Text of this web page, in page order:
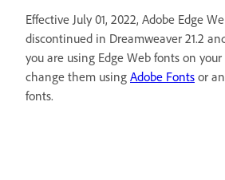
Effective July 01, 2022, Adobe Edge
discontinued in Dreamweaver 21.2
you are using Edge Web fonts on
change them using Adobe Fonts or
fonts.